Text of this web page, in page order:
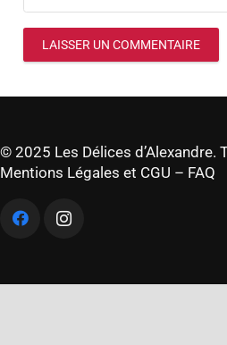
LAISSER UN COMMENTAIRE
© 2025 Les Délices d’Alexandre.
Mentions Légales et CGU – FAQ